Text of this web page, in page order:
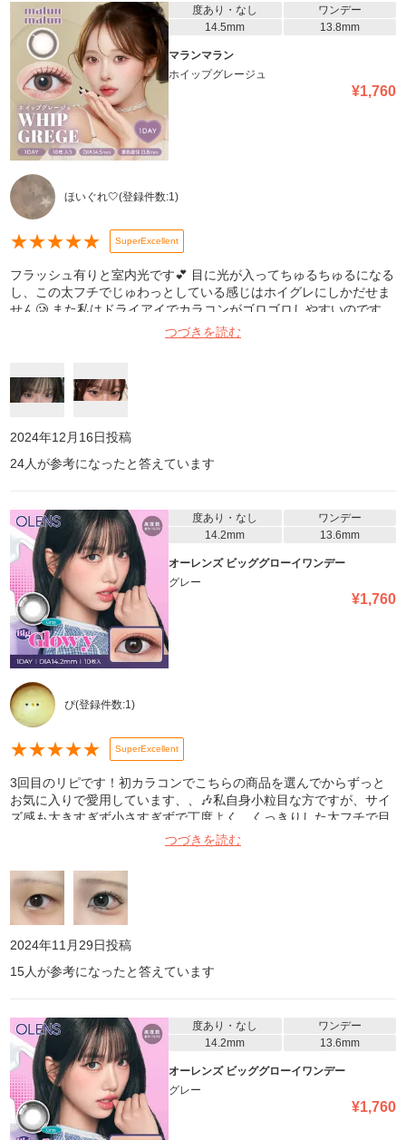
たので、迷ってる方ぜひ買ってみて下さい虜になります👍👍👍
度あり・なし
ワンデー
14.5mm
13.8mm
マランマラン
ホイップグレージュ
¥1,760
ほいぐれ🤍(登録件数:1)
★★★★★ SuperExcellent
フラッシュ有りと室内光です💕 目に光が入ってちゅるちゅるになる
し、この太フチでじゅわっとしている感じはホイグレにしかだせま
せん🥲 また私はドライアイでカラコンがゴロゴロしやすいのです
が、マランマランだけは本当に長時間つけていても使用感が良いで
す！ ホイグレ使い始めてから他のカラコンでは物足りなくなりまし
つづきを読む
2024年12月16日投稿
24人が参考になったと答えています
度あり・なし
ワンデー
14.2mm
13.6mm
オーレンズ ビッググローイワンデー
グレー
¥1,760
ぴ(登録件数:1)
★★★★★ SuperExcellent
3回目のリピです！初カラコンでこちらの商品を選んでからずっと
お気に入りで愛用しています、、🎶私自身小粒目な方ですが、サイ
ズ感も大きすぎず小さすぎずで丁度よく、くっきりした太フチで目
を大きく見せてくれます！説明にも書かれてあるようにうるちゅる
んと光が入ってくれて、奥目黒目でもしっかり盛れるので本当にお
すすめです🩶これからも愛用します︎💗1枚目すっぴん裸眼、2枚目着
画です👍🏻
つづきを読む
2024年11月29日投稿
15人が参考になったと答えています
度あり・なし
ワンデー
14.2mm
13.6mm
オーレンズ ビッググローイワンデー
グレー
¥1,760